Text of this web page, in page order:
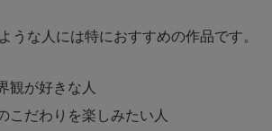
うな人には特におすすめの作品です。
観が好きな人
こだわりを楽しみたい人